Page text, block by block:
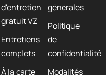
d'entretien
gratuit VZ
Entretiens
complets
À la carte
générales
Politique
de
confidentialité
Modalités